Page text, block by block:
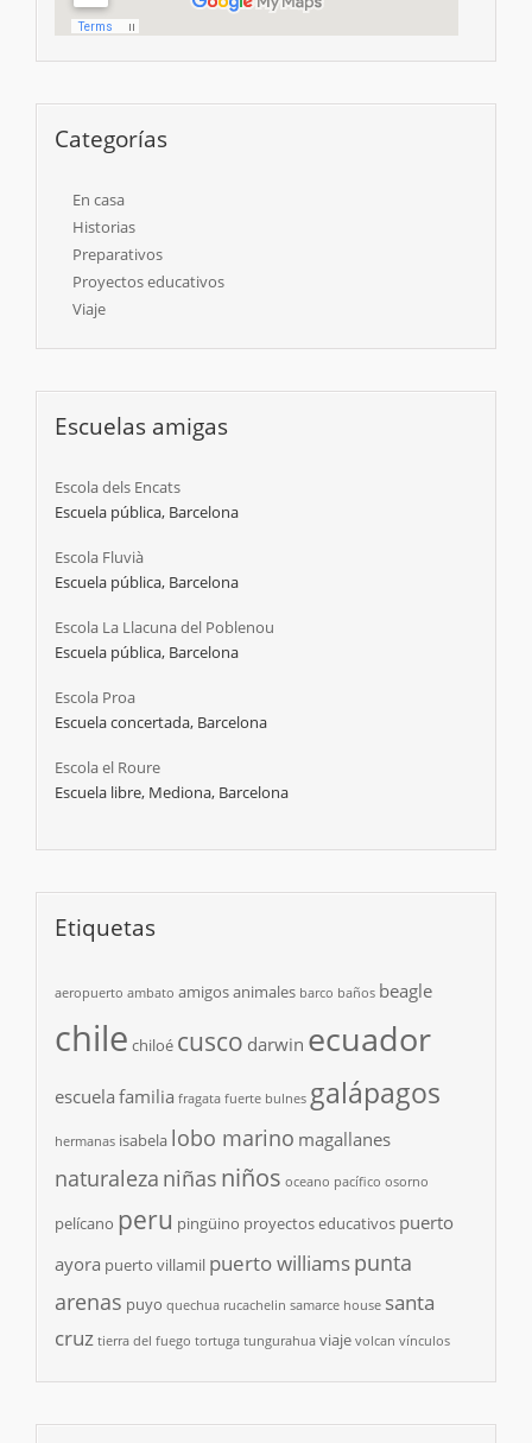
Categorías
En casa
Historias
Preparativos
Proyectos educativos
Viaje
Escuelas amigas
Escola dels Encats
Escuela pública, Barcelona
Escola Fluvià
Escuela pública, Barcelona
Escola La Llacuna del Poblenou
Escuela pública, Barcelona
Escola Proa
Escuela concertada, Barcelona
Escola el Roure
Escuela libre, Mediona, Barcelona
Etiquetas
aeropuerto ambato amigosanimales barco baños beagle
chile chiloé cusco darwin ecuador
escuela familia fragata fuerte bulnes galápagos
hermanas isabela lobo marino magallanes
naturaleza niñas niños oceano pacífico osorno
pelícano peru pingüino proyectos educativos puerto
ayora puerto villamil puerto williamspunta
arenas puyo quechua rucachelin samarce house santa
cruz tierra del fuego tortuga tungurahua viaje volcan vínculos